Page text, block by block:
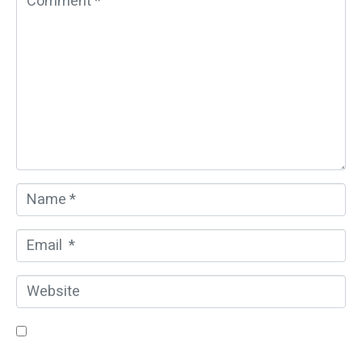
a
m
e
*
m
a
i
l
W
e
b